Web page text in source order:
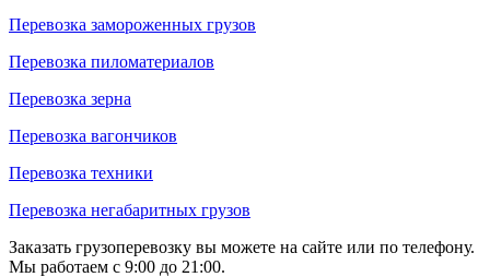
Перевозка замороженных грузов
Перевозка пиломатериалов
Перевозка зерна
Перевозка вагончиков
Перевозка техники
Перевозка негабаритных грузов
Заказать грузоперевозку вы можете на сайте или по телефону.
Мы работаем с 9:00 до 21:00.